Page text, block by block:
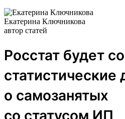
Екатерина Ключникова
автор статей
Росстат будет
статистические
о самозанятых
со статусом ИП